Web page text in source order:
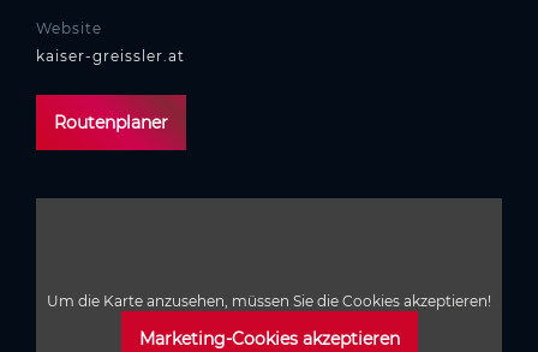
Website
kaiser-greissler.at
Routenplaner
Um die Karte anzusehen, müssen Sie die Cookies akzeptieren!
Marketing-Cookies akzeptieren